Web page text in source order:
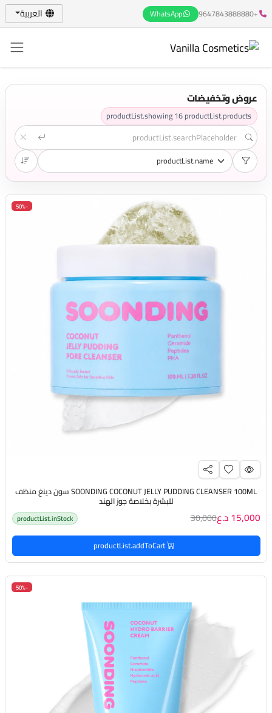
+9647843888880
WhatsApp العربية
عروض وتخفيضات
productList.showing16productList.products
-50%
SOONDING COCONUT JELLY PUDDING CLEANSER 100ML سون دينغ منظف
للبشرة بخلاصة جوز الهند
15,000 د.ع 30,000
productList.inStock
productList.addToCart
-50%